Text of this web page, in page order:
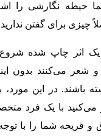
حیطه نگارشی را
چیزی برای گفتن
یک اثر چاپ شده
شعر می‌کنند بدون
باشند. در این مورد،
با یک فرد
و قریحه شما را با